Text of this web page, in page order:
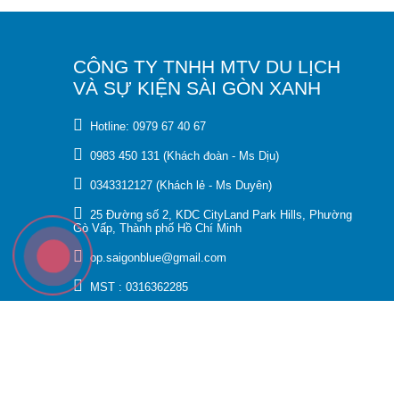
CÔNG TY TNHH MTV DU LỊCH
VÀ SỰ KIỆN SÀI GÒN XANH
Hotline: 0979 67 40 67
0983 450 131 (Khách đoàn - Ms Dịu)
0343312127 (Khách lẻ - Ms Duyên)
25 Đường số 2, KDC CityLand Park Hills, Phường
Gò Vấp, Thành phố Hồ Chí Minh
op.saigonblue@gmail.com
MST : 0316362285